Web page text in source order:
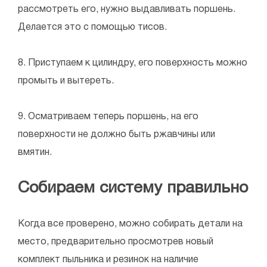
рассмотреть его, нужно выдавливать поршень.
Делается это с помощью тисов.
8. Приступаем к цилиндру, его поверхность можно
промыть и вытереть.
9. Осматриваем теперь поршень, на его
поверхности не должно быть ржавчины или
вмятин.
Собираем систему правильно
Когда все проверено, можно собирать детали на
место, предварительно просмотрев новый
комплект пыльника и резинок на наличие